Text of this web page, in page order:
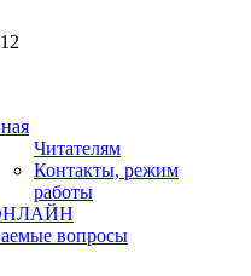
Читателям
Контакты, режим
работы
ОНЛАЙН
вопросы